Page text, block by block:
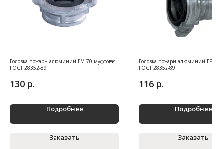
Головка пожарн алюминий ГМ-70 муфтовая
ГОСТ 28352-89
130 р.
Подробнее
Заказать
Головка пожарн алюминий ГР-50
ГОСТ 28352-89
116 р.
Подробнее
Заказать